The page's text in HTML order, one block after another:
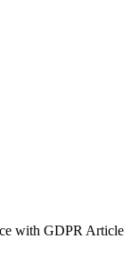
with GDPR Article